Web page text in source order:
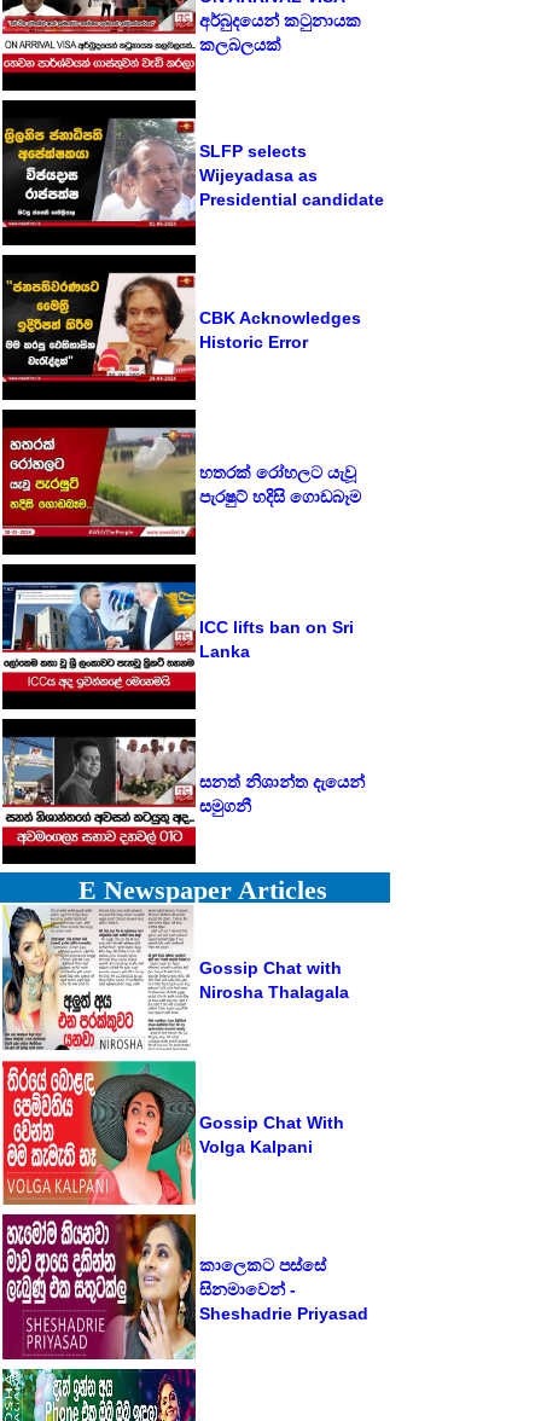
අර්බුදයෙන් කටුනායක
කලබලයක්
SLFP selects
Wijeyadasa as
Presidential candidate
CBK Acknowledges
Historic Error
හතරක් රෝහලට යැවූ
පැරෂුට් හදිසි ගොඩබෑම
ICC lifts ban on Sri
Lanka
සනත් නිශාන්ත දැයෙන්
සමුගනී
E Newspaper Articles
Gossip Chat with
Nirosha Thalagala
Gossip Chat With
Volga Kalpani
කාලෙකට පස්සේ
සිනමාවෙන් -
Sheshadrie Priyasad